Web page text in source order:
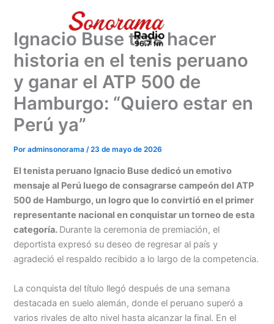
contenido
Menu
Ignacio Buse tras hacer
historia en el tenis peruano
y ganar el ATP 500 de
Hamburgo: “Quiero estar en
Perú ya”
Poradminsonorama/23 de mayo de 2026
El tenista peruano Ignacio Buse dedicó un emotivo
mensaje al Perú luego de consagrarse campeón del ATP
500 de Hamburgo, un logro que lo convirtió en el primer
representante nacional en conquistar un torneo de esta
categoría. Durante la ceremonia de premiación, el
deportista expresó su deseo de regresar al país y
agradeció el respaldo recibido a lo largo de la competencia.
La conquista del título llegó después de una semana
destacada en suelo alemán, donde el peruano superó a
varios rivales de alto nivel hasta alcanzar la final. En el